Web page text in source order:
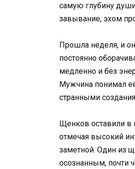
самую глубину
завывание, эхом
Прошла неделя, и
постоянно
медленно и без
Мужчина понимал
странными
Щенков оставили в
отмечая высокий
заметной. Один из
осознанным, почти